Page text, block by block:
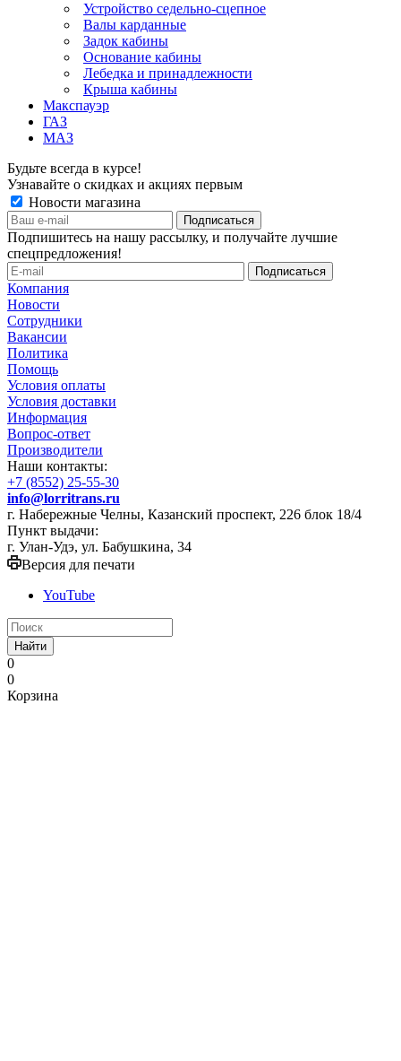
Устройство седельно-сцепное
Валы карданные
Задок кабины
Основание кабины
Лебедка и принадлежности
Крыша кабины
Макспауэр
ГАЗ
МАЗ
Будьте всегда в курсе!
Узнавайте о скидках и акциях первым
Новости магазина
Подпишитесь на нашу рассылку, и получайте лучшие
спецпредложения!
Компания
Новости
Сотрудники
Вакансии
Политика
Помощь
Условия оплаты
Условия доставки
Информация
Вопрос-ответ
Производители
Наши контакты:
+7 (8552) 25-55-30
info@lorritrans.ru
г. Набережные Челны, Казанский проспект, 226 блок 18/4
Пункт выдачи:
г. Улан-Удэ, ул. Бабушкина, 34
Версия для печати
YouTube
Найти
0
0
Корзина